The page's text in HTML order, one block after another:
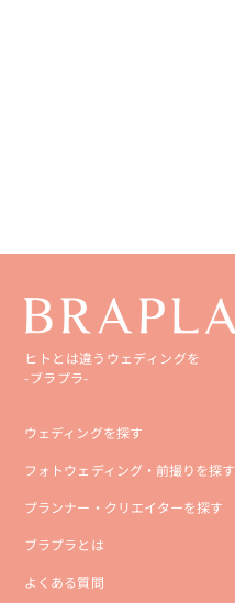
ヒトとは違うウェディングを
-ブラプラ-
ウェディングを探す
フォトウェディング・前撮りを探す
プランナー・クリエイターを探す
ブラプラとは
よくある質問